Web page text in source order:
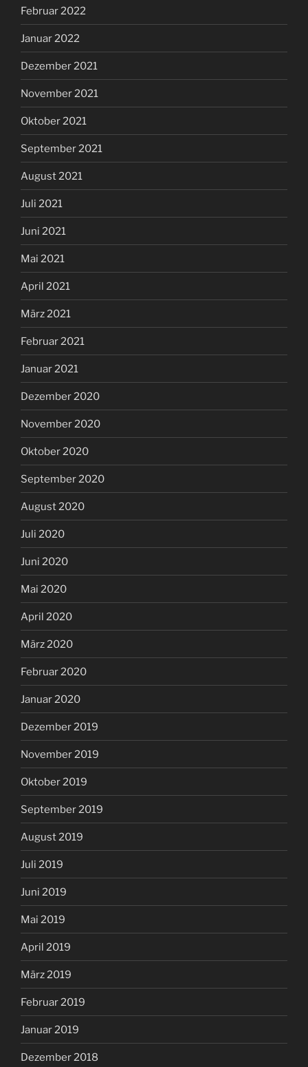
Februar 2022
Januar 2022
Dezember 2021
November 2021
Oktober 2021
September 2021
August 2021
Juli 2021
Juni 2021
Mai 2021
April 2021
März 2021
Februar 2021
Januar 2021
Dezember 2020
November 2020
Oktober 2020
September 2020
August 2020
Juli 2020
Juni 2020
Mai 2020
April 2020
März 2020
Februar 2020
Januar 2020
Dezember 2019
November 2019
Oktober 2019
September 2019
August 2019
Juli 2019
Juni 2019
Mai 2019
April 2019
März 2019
Februar 2019
Januar 2019
Dezember 2018